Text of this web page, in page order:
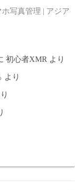
ホ写真管理 | アジア
初心者XMR より
より